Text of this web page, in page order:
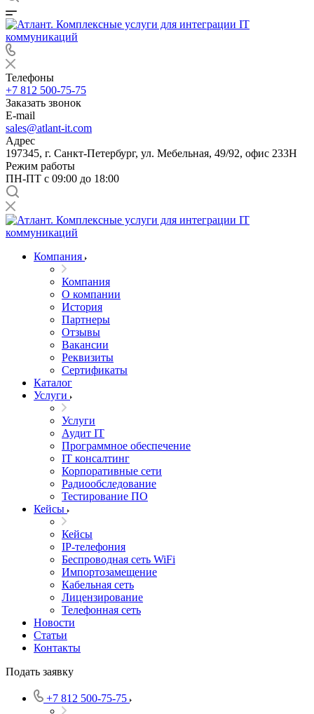
Телефоны
+7 812 500-75-75
Заказать звонок
E-mail
sales@atlant-it.com
Адрес
197345, г. Санкт-Петербург, ул. Мебельная, 49/92, офис 233Н
Режим работы
ПН-ПТ с 09:00 до 18:00
Компания
Компания
О компании
История
Партнеры
Отзывы
Вакансии
Реквизиты
Сертификаты
Каталог
Услуги
Услуги
Аудит IT
Программное обеспечение
IT консалтинг
Корпоративные сети
Радиообследование
Тестирование ПО
Кейсы
Кейсы
IP-телефония
Беспроводная сеть WiFi
Импортозамещение
Кабельная сеть
Лицензирование
Телефонная сеть
Новости
Статьи
Контакты
Подать заявку
+7 812 500-75-75